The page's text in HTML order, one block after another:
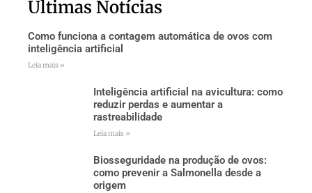
Últimas Notícias
Como funciona a contagem automática de ovos com
inteligência artificial
Leia mais »
Inteligência artificial na avicultura: como
reduzir perdas e aumentar a
rastreabilidade
Leia mais »
Biosseguridade na produção de ovos:
como prevenir a Salmonella desde a
origem